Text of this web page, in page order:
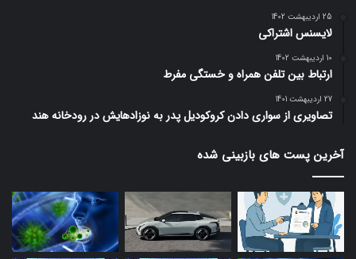
25 اردیبهشت 1402
لایسنس اشتراکی
10 اردیبهشت 1402
ارتباط بین تلفن همراه و خستگی مفرط
27 اردیبهشت 1401
تصاویری از سواری دادن کروکودیل پدر به نوزادهایش در رودخانه هند
آخرین پست های بازبینی شده